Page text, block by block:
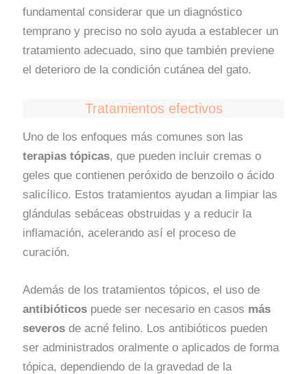
fundamental considerar que un diagnóstico
temprano y preciso no solo ayuda a establecer un
tratamiento adecuado, sino que también previene
el deterioro de la condición cutánea del gato.
Tratamientos efectivos
Uno de los enfoques más comunes son las
terapias tópicas, que pueden incluir cremas o
geles que contienen peróxido de benzoilo o ácido
salicílico. Estos tratamientos ayudan a limpiar las
glándulas sebáceas obstruidas y a reducir la
inflamación, acelerando así el proceso de
curación.
Además de los tratamientos tópicos, el uso de
antibióticos puede ser necesario en casos más
severos de acné felino. Los antibióticos pueden
ser administrados oralmente o aplicados de forma
tópica, dependiendo de la gravedad de la